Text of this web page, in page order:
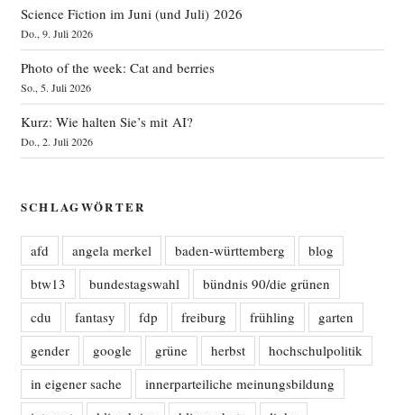
Science Fiction im Juni (und Juli) 2026
Do., 9. Juli 2026
Photo of the week: Cat and berries
So., 5. Juli 2026
Kurz: Wie halten Sie’s mit AI?
Do., 2. Juli 2026
SCHLAGWÖRTER
afd angela merkel baden-württemberg
blog
btw13
bundestagswahl
bündnis 90/die grünen
cdu
fantasy fdp freiburg frühling
garten
gender
google grüne herbst
hochschulpolitik
in eigener sache
innerparteiliche meinungsbildung